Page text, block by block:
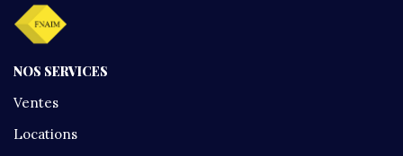
NOS SERVICES
Ventes
Locations